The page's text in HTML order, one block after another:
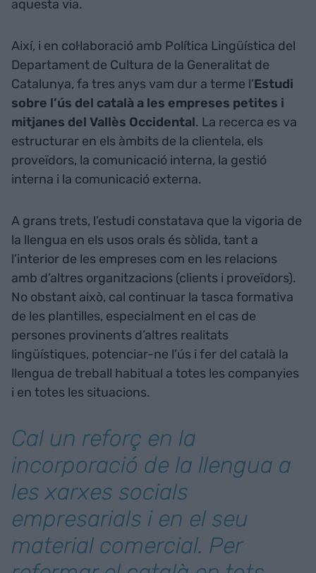
aquesta via.
Així, i en col·laboració amb Política Lingüística del
Departament de Cultura de la Generalitat de
Catalunya, fa tres anys vam dur a terme l’Estudi
sobre l’ús del català a les empreses petites i
mitjanes del Vallès Occidental. La recerca es va
estructurar en els àmbits de la clientela, els
proveïdors, la comunicació interna, la gestió
interna i la comunicació externa.
A grans trets, l’estudi constatava que la vigoria de
la llengua en els usos orals és sòlida, tant a
l’interior de les empreses com en les relacions
amb d’altres organitzacions (clients i proveïdors).
No obstant això, cal continuar la tasca formativa
de les plantilles, especialment en el cas de
persones provinents d’altres realitats
lingüístiques, potenciar-ne l’ús i fer del català la
llengua de treball habitual a totes les companyies
i en totes les situacions.
Cal un reforç en la
incorporació de la llengua a
les xarxes socials
empresarials i en el seu
material comercial. Per